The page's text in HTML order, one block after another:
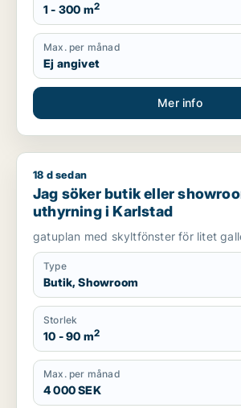
1 - 300 m2
Max. per månad
Ej angivet
Mer info
Jag söker butik eller showroom för
18 d sedan
Jag söker butik eller
uthyrning i Karlstad
gatuplan med skyltfönster för litet
Type
Butik, Showroom
Storlek
10 - 90 m2
Max. per månad
4 000 SEK